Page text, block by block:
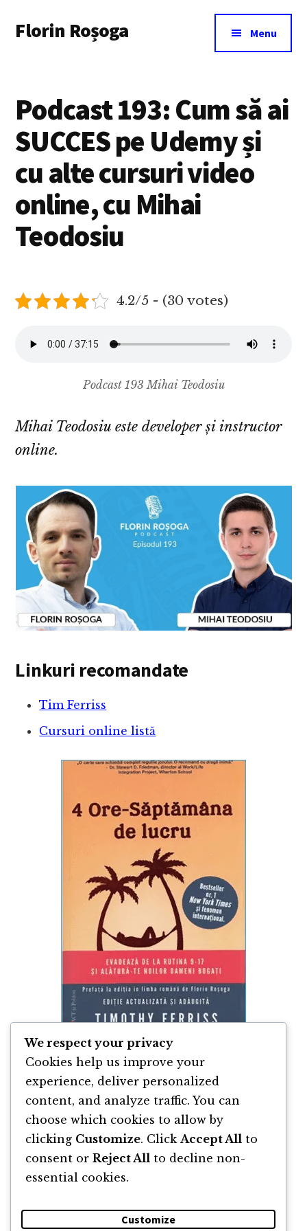
main
menu
Florin Roșoga Menu
Podcast 193: Cum să ai
SUCCES pe Udemy și
cu alte cursuri video
online, cu Mihai
Teodosiu
4.2/5 - (30 votes)
Podcast 193 Mihai Teodosiu
Mihai Teodosiu este developer și instructor
online.
Linkuri recomandate
Tim Ferriss
Cursuri online listă
Săptămâna de lucru de 4 ore, de Tim
Ferris
We respect your privacy
Cookies help us improve your
experience, deliver personalized
content, and analyze traffic. You can
choose which cookies to allow by
clicking Customize. Click Accept All to
consent or Reject All to decline non-
essential cookies.
Customize